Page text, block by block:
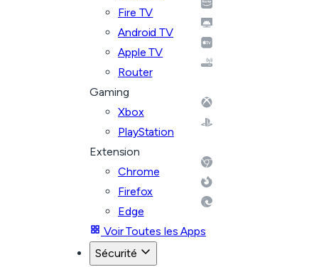
Fire TV
Android TV
Apple TV
Router
Gaming
Xbox
PlayStation
Extension
Chrome
Firefox
Edge
Voir Toutes les Apps
Sécurité